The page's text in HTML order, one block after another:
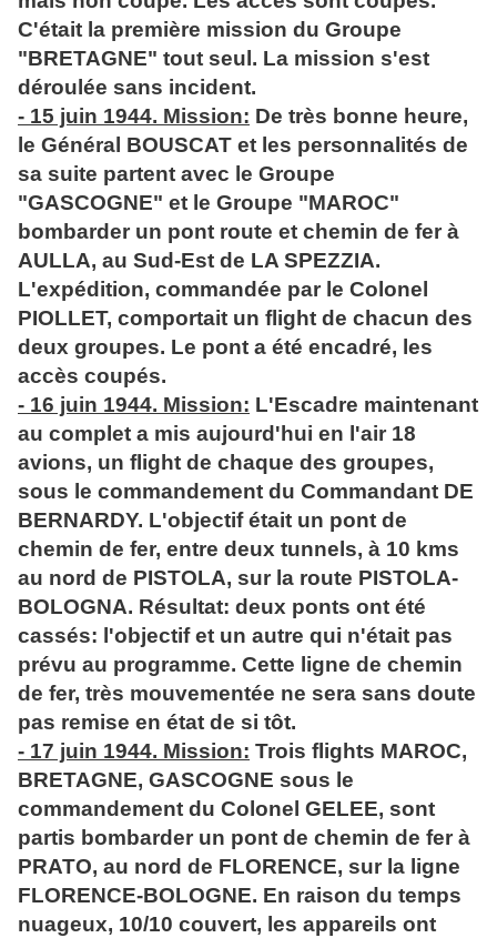
C'était la première mission du Groupe
"BRETAGNE" tout seul. La mission s'est
déroulée sans incident.
- 15 juin 1944. Mission: De très bonne heure,
le Général BOUSCAT et les personnalités de
sa suite partent avec le Groupe
"GASCOGNE" et le Groupe "MAROC"
bombarder un pont route et chemin de fer à
AULLA, au Sud-Est de LA SPEZZIA.
L'expédition, commandée par le Colonel
PIOLLET, comportait un flight de chacun des
deux groupes. Le pont a été encadré, les
accès coupés.
- 16 juin 1944. Mission: L'Escadre maintenant
au complet a mis aujourd'hui en l'air 18
avions, un flight de chaque des groupes,
sous le commandement du Commandant DE
BERNARDY. L'objectif était un pont de
chemin de fer, entre deux tunnels, à 10 kms
au nord de PISTOLA, sur la route PISTOLA-
BOLOGNA. Résultat: deux ponts ont été
cassés: l'objectif et un autre qui n'était pas
prévu au programme. Cette ligne de chemin
de fer, très mouvementée ne sera sans doute
pas remise en état de si tôt.
- 17 juin 1944. Mission: Trois flights MAROC,
BRETAGNE, GASCOGNE sous le
commandement du Colonel GELEE, sont
partis bombarder un pont de chemin de fer à
PRATO, au nord de FLORENCE, sur la ligne
FLORENCE-BOLOGNE. En raison du temps
nuageux, 10/10 couvert, les appareils ont